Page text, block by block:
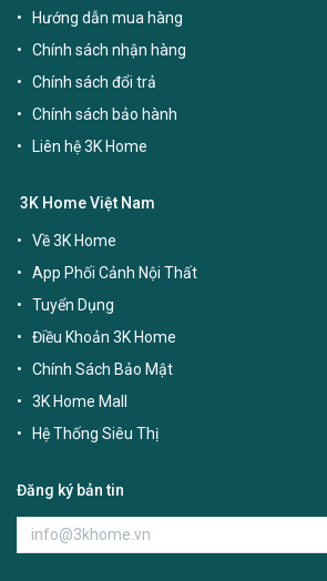
Hướng dẫn mua hàng
Chính sách nhận hàng
Chính sách đổi trả
Chính sách bảo hành
Liên hệ 3K Home
3K Home Việt Nam
Về 3K Home
App Phối Cảnh Nội Thất
Tuyển Dụng
Điều Khoản 3K Home
Chính Sách Bảo Mật
3K Home Mall
Hệ Thống Siêu Thị
Đăng ký bản tin